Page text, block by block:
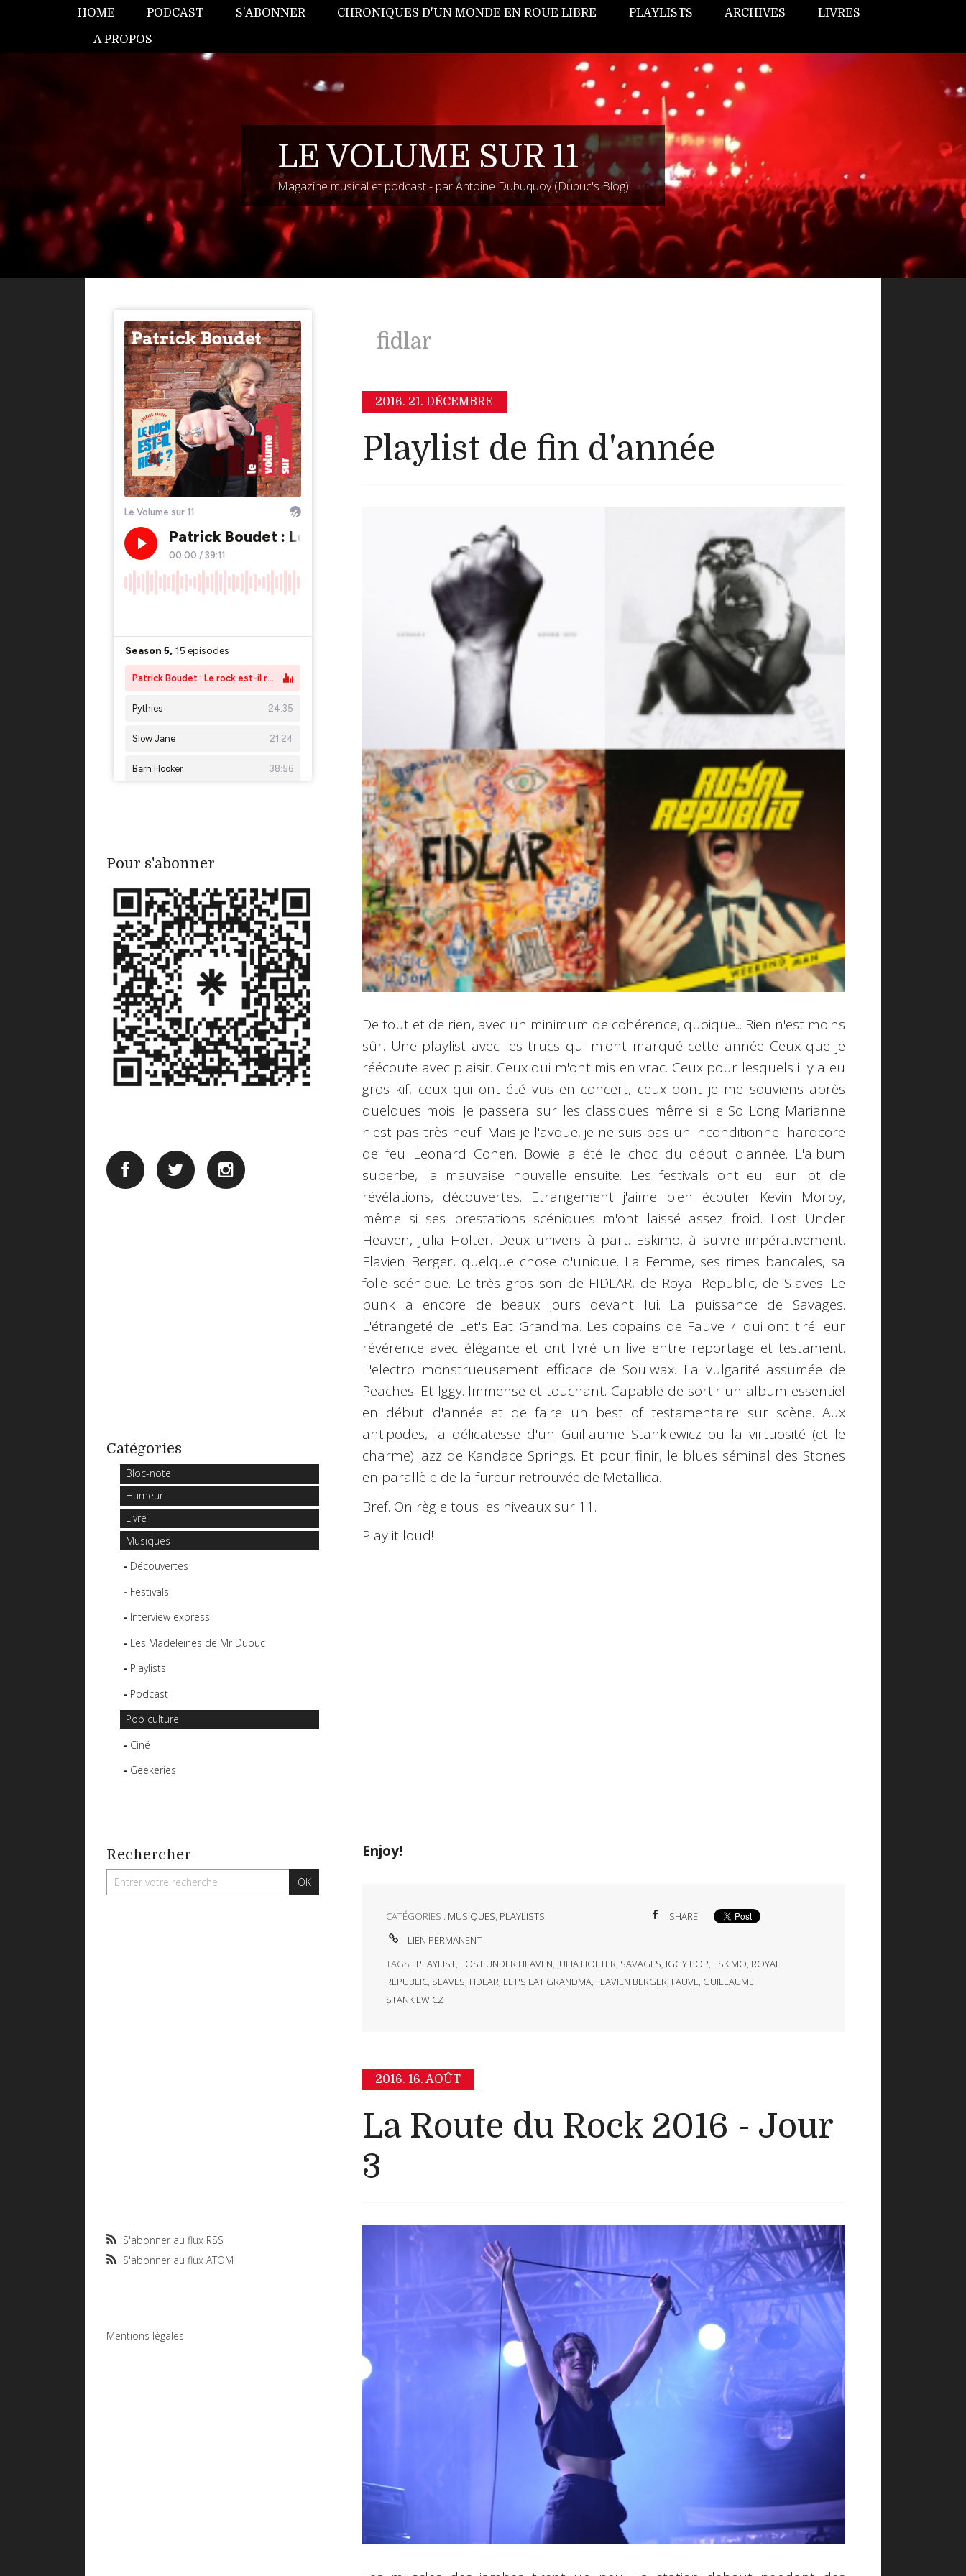
HOME PODCAST S'ABONNER CHRONIQUES D'UN MONDE EN ROUE LIBRE PLAYLISTS ARCHIVES LIVRES
A PROPOS
LE VOLUME SUR 11
Magazine musical et podcast - par Antoine Dubuquoy (Dubuc's Blog)
Pour s'abonner
Catégories
Bloc-note
Humeur
Livre
Musiques
Découvertes
Festivals
Interview express
Les Madeleines de Mr Dubuc
Playlists
Podcast
Pop culture
Ciné
Geekeries
Rechercher
S'abonner au flux RSS
S'abonner au flux ATOM
Mentions légales
fidlar
2016. 21. DÉCEMBRE
Playlist de fin d'année
De tout et de rien, avec un minimum de cohérence, quoique... Rien n'est moins
sûr. Une playlist avec les trucs qui m'ont marqué cette année Ceux que je
réécoute avec plaisir. Ceux qui m'ont mis en vrac. Ceux pour lesquels il y a eu
gros kif, ceux qui ont été vus en concert, ceux dont je me souviens après
quelques mois. Je passerai sur les classiques même si le So Long Marianne
n'est pas très neuf. Mais je l'avoue, je ne suis pas un inconditionnel hardcore
de feu Leonard Cohen. Bowie a été le choc du début d'année. L'album
superbe, la mauvaise nouvelle ensuite. Les festivals ont eu leur lot de
révélations, découvertes. Etrangement j'aime bien écouter Kevin Morby,
même si ses prestations scéniques m'ont laissé assez froid. Lost Under
Heaven, Julia Holter. Deux univers à part. Eskimo, à suivre impérativement.
Flavien Berger, quelque chose d'unique. La Femme, ses rimes bancales, sa
folie scénique. Le très gros son de FIDLAR, de Royal Republic, de Slaves. Le
punk a encore de beaux jours devant lui. La puissance de Savages.
L'étrangeté de Let's Eat Grandma. Les copains de Fauve ≠ qui ont tiré leur
révérence avec élégance et ont livré un live entre reportage et testament.
L'electro monstrueusement efficace de Soulwax. La vulgarité assumée de
Peaches. Et Iggy. Immense et touchant. Capable de sortir un album essentiel
en début d'année et de faire un best of testamentaire sur scène. Aux
antipodes, la délicatesse d'un Guillaume Stankiewicz ou la virtuosité (et le
charme) jazz de Kandace Springs. Et pour finir, le blues séminal des Stones
en parallèle de la fureur retrouvée de Metallica.
Bref. On règle tous les niveaux sur 11.
Play it loud!
Enjoy!
CATÉGORIES : MUSIQUES PLAYLISTS
SHARE
LIEN PERMANENT
TAGS : PLAYLIST, LOST UNDER HEAVEN, JULIA HOLTER, SAVAGES, IGGY POP, ESKIMO, ROYAL
REPUBLIC, SLAVES, FIDLAR, LET'S EAT GRANDMA, FLAVIEN BERGER, FAUVE, GUILLAUME
STANKIEWICZ
2016. 16. AOÛT
La Route du Rock 2016 - Jour
3